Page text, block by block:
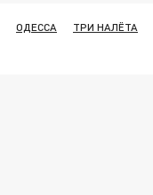
ОДЕССА ТРИ НАЛЁТА